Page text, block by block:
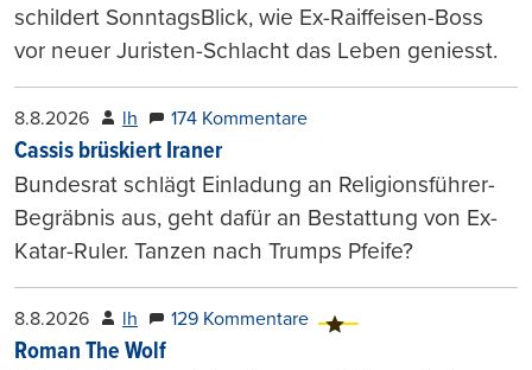
schildert SonntagsBlick, wie Ex-Raiffeisen-Boss
vor neuer Juristen-Schlacht das Leben geniesst.
8.8.2026 lh 174 Kommentare
Cassis brüskiert Iraner
Bundesrat schlägt Einladung an Religionsführer-
Begräbnis aus, geht dafür an Bestattung von Ex-
Katar-Ruler. Tanzen nach Trumps Pfeife?
8.8.2026 lh 129 Kommentare
Roman The Wolf